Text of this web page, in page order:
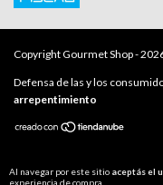
Al navegar por este sitio aceptás el
experiencia de compra.
Copyright Gourmet Shop -
Defensa de las y los
arrepentimiento